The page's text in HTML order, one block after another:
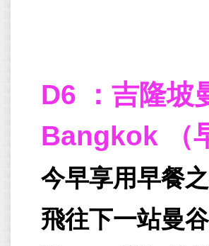
D6 ：吉隆
Bangkok （
今早享用早餐
飛往下一站曼谷